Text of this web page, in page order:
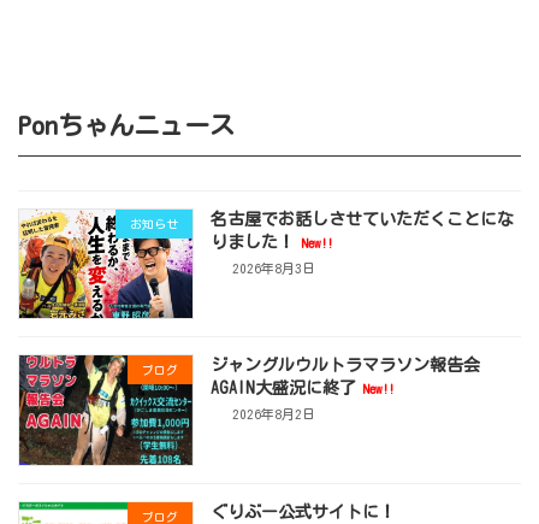
Ponちゃんニュース
お知らせ
名古屋でお話しさせていただくことにな
りました！
New!!
2026年8月3日
ブログ
ジャングルウルトラマラソン報告会
AGAIN大盛況に終了
New!!
2026年8月2日
ブログ ぐりぶー公式サイトに！